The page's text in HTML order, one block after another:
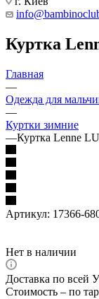
Куртка
Главная
—
Одежда для
—
Куртки зимние
—Куртка Lenne
Артикул: 17366-
Нет в наличии
Доставка по всей
Стоимость – по